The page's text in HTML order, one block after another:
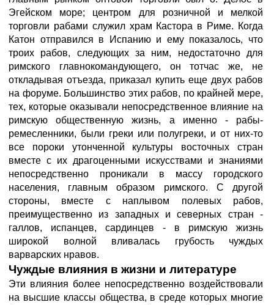
Эгейском море; центром для розничной и мелкой
торговли рабами служил храм Кастора в Риме. Когда
Катон отправился в Испанию и ему показалось, что
троих рабов, следующих за ним, недостаточно для
римского главнокомандующего, он тотчас же, не
откладывая отъезда, приказал купить еще двух рабов
на форуме. Большинство этих рабов, по крайней мере,
тех, которые оказывали непосредственное влияние на
римскую общественную жизнь, а именно - рабы-
ремесленники, были греки или полугреки, и от них-то
все пороки утонченной культуры восточных стран
вместе с их драгоценными искусствами и знаниями
непосредственно проникали в массу городского
населения, главным образом римского. С другой
стороны, вместе с наплывом полевых рабов,
преимущественно из западных и северных стран -
галлов, испанцев, сардинцев - в римскую жизнь
широкой волной вливалась грубость чуждых
варварских нравов.
Чуждые влияния в жизни и литературе
Эти влияния более непосредственно воздействовали
на высшие классы общества, в среде которых многие